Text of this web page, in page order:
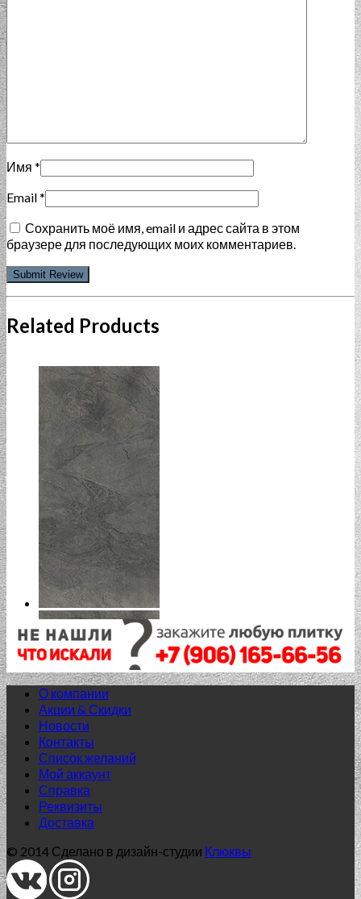
Имя *
Email*
Сохранить моё имя, email и адрес сайта в этом
браузере для последующих моих комментариев.
Related Products
Нет в наличии
60*120
О компании
Акции & Скидки
Новости
Контакты
Список желаний
Мой аккаунт
Справка
Реквизиты
Доставка
© 2014 Сделано в дизайн-студии Клюквы